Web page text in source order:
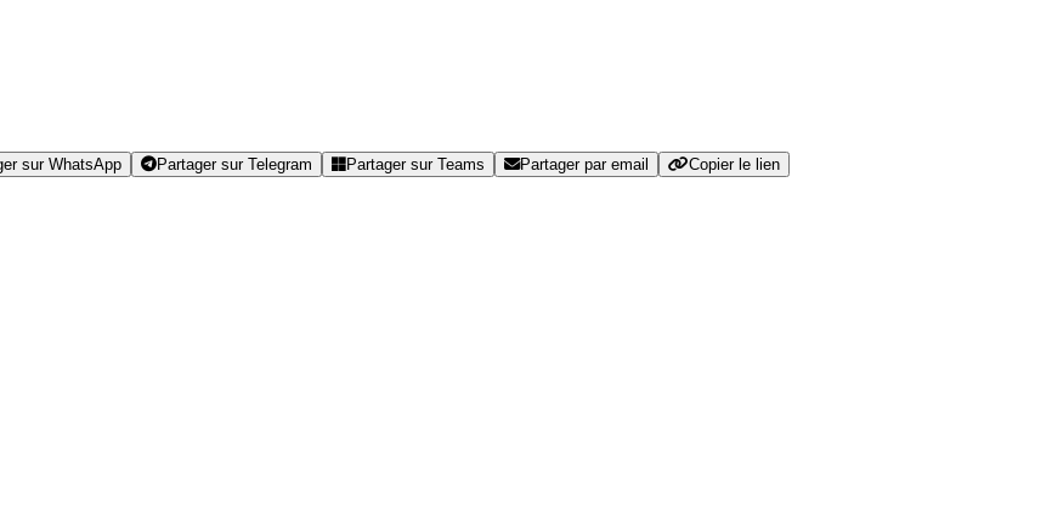
sur WhatsApp Partager sur Telegram Partager sur Teams Partager par email Copier le lien